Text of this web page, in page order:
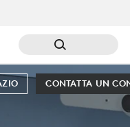
CONTATTA UN